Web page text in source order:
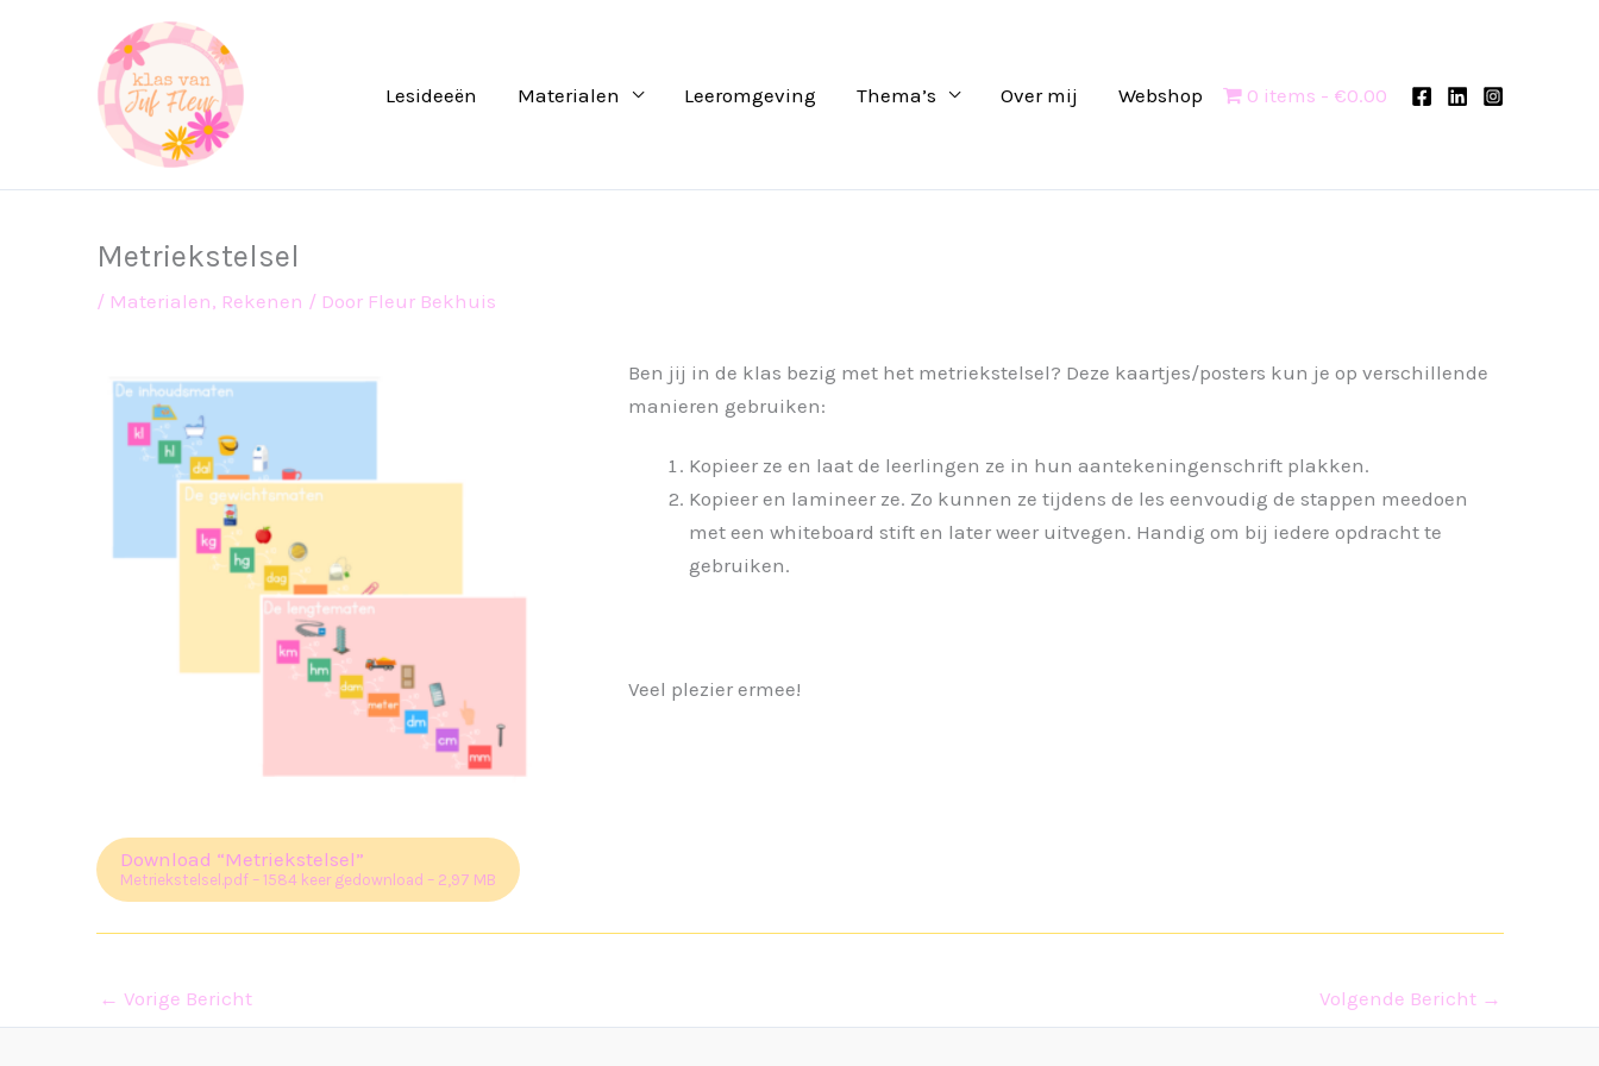
Lesideeën Materialen Leeromgeving Thema’s Over mij Webshop 0 items €0.00
Metriekstelsel
/ Materialen, Rekenen / Door Fleur Bekhuis
Ben jij in de klas bezig met het metriekstelsel? Deze kaartjes/posters kun je op verschillende
manieren gebruiken:
Kopieer ze en laat de leerlingen ze in hun aantekeningenschrift plakken.
Kopieer en lamineer ze. Zo kunnen ze tijdens de les eenvoudig de stappen meedoen
met een whiteboard stift en later weer uitvegen. Handig om bij iedere opdracht te
gebruiken.
Veel plezier ermee!
Download “Metriekstelsel”
Metriekstelsel.pdf – 1584 keer gedownload – 2,97 MB
← Vorige Bericht Volgende Bericht →